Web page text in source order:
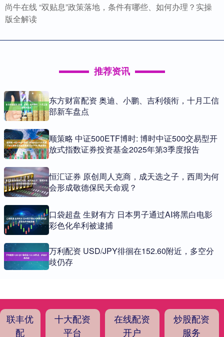
尚牛在线 “双贴息”政策落地，条件有哪些、如何办理？实操
版全解读
推荐资讯
东方财富配资 奥迪、小鹏、吉利领衔，十月工信
部新车盘点
顺策略 中证500ETF博时: 博时中证500交易型开
放式指数证券投资基金2025年第3季度报告
恒汇证券 原创周人克商，成天选之子，西周为何
会形成敬德保民天命观？
口袋超盘 生财有方 日本男子通过AI将黑白电影
彩色化牟利被逮捕
万利配资 USD/JPY徘徊在152.60附近，多空分
歧仍存
联丰优
配
十大配资
平台
在线配资
开户
炒股配资
服务